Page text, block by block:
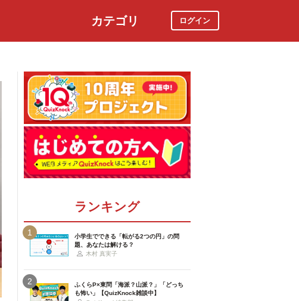
カテゴリ ログイン
ランキング
1
小学生でできる「転がる2つの円」の問
題、あなたは解ける？
木村 真実子
2
ふくらP×東問「海派？山派？」「どっち
も怖い」【QuizKnock雑談中】